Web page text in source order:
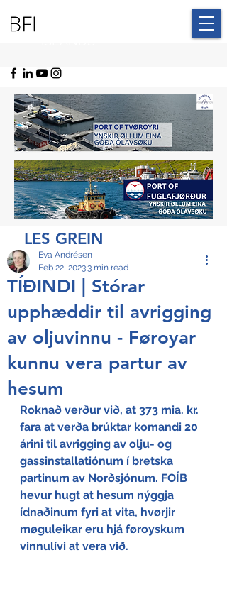
LES GREIN
TÍÐINDI | Stórar
upphæddir til avrigging
av oljuvinnu - Føroyar
kunnu vera partur av
hesum
Eva Andrésen
Feb 22, 20233 min read
Roknað verður við, at 373 mia. kr.
fara at verða brúktar komandi 20
árini til avrigging av olju- og
gassinstallatiónum í bretska
partinum av Norðsjónum. FOÍB
hevur hugt at hesum nýggja
ídnaðinum fyri at vita, hvørjir
møguleikar eru hjá føroyskum
vinnulívi at vera við.